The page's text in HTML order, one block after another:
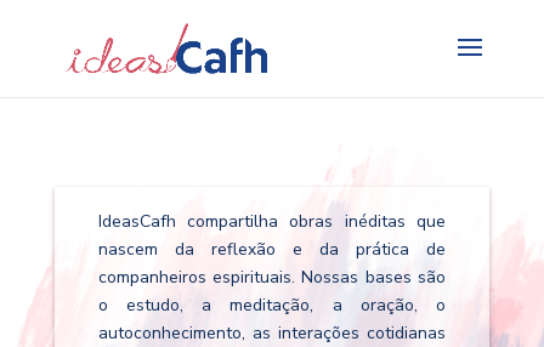
IdeasCafh compartilha obras inéditas que
nascem da reflexão e da prática de
companheiros espirituais. Nossas bases são
o estudo, a meditação, a oração, o
autoconhecimento, as interações cotidianas